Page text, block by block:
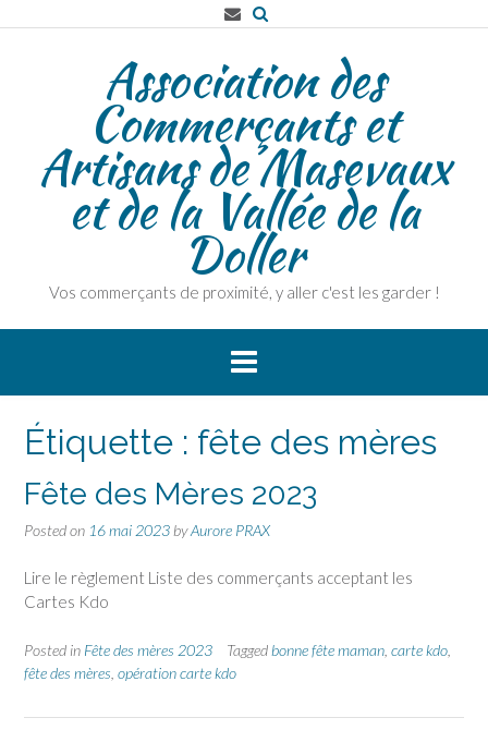
to
Association des
Commerçants et
Artisans de Masevaux
et de la Vallée de la
Doller
Vos commerçants de proximité, y aller c'est les garder !
Étiquette : fête des mères
Fête des Mères 2023
Posted on 16 mai 2023 byAurore PRAX
Lire le règlement Liste des commerçants acceptant les
Cartes Kdo
Posted in Fête des mères 2023 Tagged bonne fête maman carte kdo
fête des mères opération carte kdo